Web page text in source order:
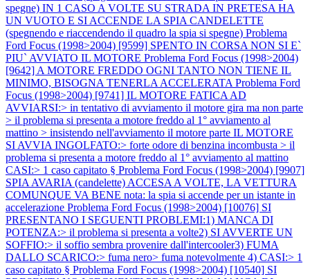
spegne) IN 1 CASO A VOLTE SU STRADA IN PRETESA HA
UN VUOTO E SI ACCENDE LA SPIA CANDELETTE
(spegnendo e riaccendendo il quadro la spia si spegne) Problema
Ford Focus (1998>2004) [9599] SPENTO IN CORSA NON SI E`
PIU` AVVIATO IL MOTORE Problema Ford Focus (1998>2004)
[9642] A MOTORE FREDDO OGNI TANTO NON TIENE IL
MINIMO, BISOGNA TENERLA ACCELERATA Problema Ford
Focus (1998>2004) [9741] IL MOTORE FATICA AD
AVVIARSI:> in tentativo di avviamento il motore gira ma non parte
> il problema si presenta a motore freddo al 1° avviamento al
mattino > insistendo nell'avviamento il motore parte IL MOTORE
SI AVVIA INGOLFATO:> forte odore di benzina incombusta > il
problema si presenta a motore freddo al 1° avviamento al mattino
CASI:> 1 caso capitato § Problema Ford Focus (1998>2004) [9907]
SPIA AVARIA (candelette) ACCESA A VOLTE, LA VETTURA
COMUNQUE VA BENE nota: la spia si accende per un istante in
accelerazione Problema Ford Focus (1998>2004) [10076] SI
PRESENTANO I SEGUENTI PROBLEMI:1) MANCA DI
POTENZA:> il problema si presenta a volte2) SI AVVERTE UN
SOFFIO:> il soffio sembra provenire dall'intercooler3) FUMA
DALLO SCARICO:> fuma nero> fuma notevolmente 4) CASI:> 1
caso capitato § Problema Ford Focus (1998>2004) [10540] SI